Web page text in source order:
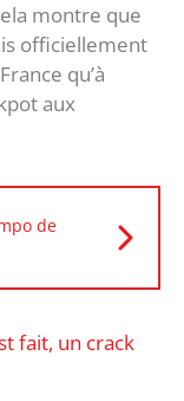
montre que
officiellement
qu’à
aux
de
fait, un crack